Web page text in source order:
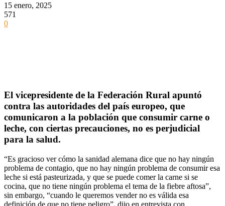
15 enero, 2025
571
0
El vicepresidente de la Federación Rural apuntó
contra las autoridades del país europeo, que
comunicaron a la población que consumir carne o
leche, con ciertas precauciones, no es perjudicial
para la salud.
“Es gracioso ver cómo la sanidad alemana dice que no hay ningún
problema de contagio, que no hay ningún problema de consumir esa
leche si está pasteurizada, y que se puede comer la carne si se
cocina, que no tiene ningún problema el tema de la fiebre aftosa”,
sin embargo, “cuando le queremos vender no es válida esa
definición de que no tiene peligro”, dijo en entrevista con